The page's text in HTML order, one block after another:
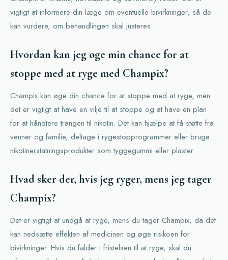
vigtigt at informere din læge om eventuelle bivirkninger, så de
kan vurdere, om behandlingen skal justeres.
Hvordan kan jeg øge min chance for at
stoppe med at ryge med Champix?
Champix kan øge din chance for at stoppe med at ryge, men
det er vigtigt at have en vilje til at stoppe og at have en plan
for at håndtere trangen til nikotin. Det kan hjælpe at få støtte fra
venner og familie, deltage i rygestopprogrammer eller bruge
nikotinerstatningsprodukter som tyggegummi eller plaster.
Hvad sker der, hvis jeg ryger, mens jeg tager
Champix?
Det er vigtigt at undgå at ryge, mens du tager Champix, da det
kan nedsætte effekten af medicinen og øge risikoen for
bivirkninger. Hvis du falder i fristelsen til at ryge, skal du